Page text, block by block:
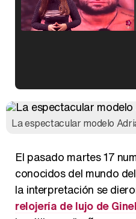
La espectacular modelo
El pasado martes 17
conocidos del mundo
la interpretación se
relojería de lujo de